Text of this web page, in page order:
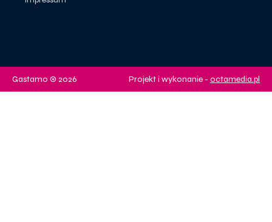
Gastamo © 2026 Projekt i wykonanie - octamedia.pl